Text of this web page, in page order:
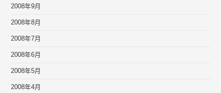
2008年9月
2008年8月
2008年7月
2008年6月
2008年5月
2008年4月